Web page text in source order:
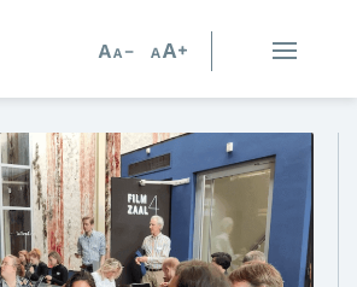
Erfgoedorganisaties
Verhalen